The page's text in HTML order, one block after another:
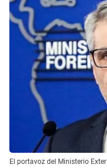
El portavoz del Ministerio